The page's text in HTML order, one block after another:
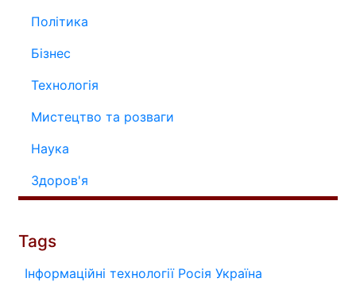
Політика
Бізнес
Технологія
Мистецтво та розваги
Наука
Здоров'я
Tags
Інформаційні технології Росія Україна